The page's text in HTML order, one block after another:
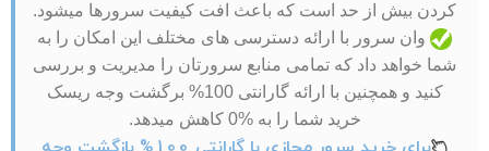
کردن بیش از حد است که باعث افت کیفیت سرورها میشود.
وان سرور با ارائه دسترسی های مختلف این امکان را به
شما خواهد داد که تمامی منابع سرورتان را مدیریت و بررسی
کنید و همچنین با ارائه گارانتی 100% برگشت وجه ریسک
خرید شما را به %0 کاهش میدهد.